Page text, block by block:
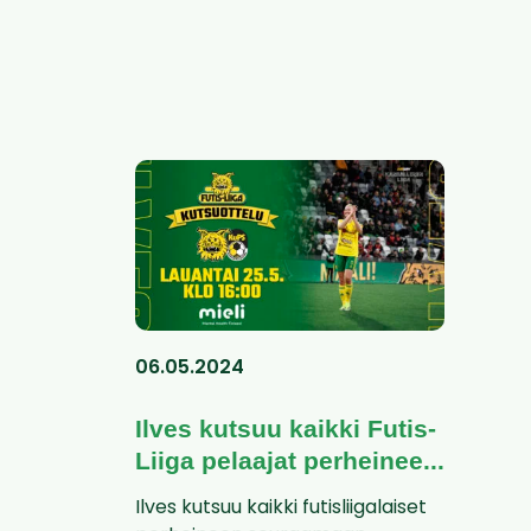
06.05.2024
Ilves kutsuu kaikki Futis-
Liiga pelaajat perheinee...
Ilves kutsuu kaikki futisliigalaiset